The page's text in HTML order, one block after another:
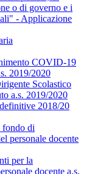
o di governo e i
- Applicazione
COVID-19
2019/2020
Scolastico
a.s. 2019/2020
2018/20
fondo di
personale docente
per la
docente a.s.